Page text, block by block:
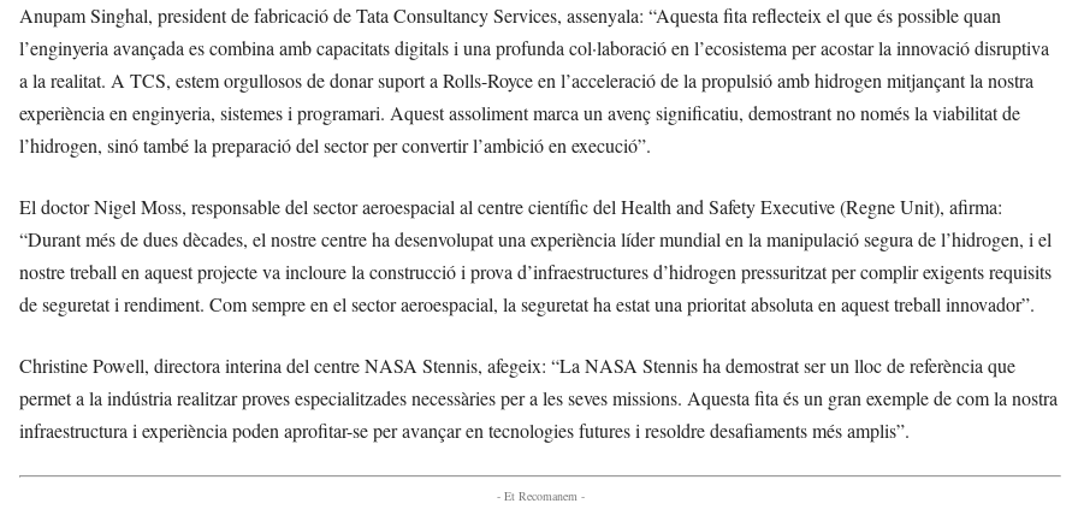
Anupam Singhal, president de fabricació de Tata Consultancy Services, assenyala: “Aquesta fita reflecteix el que és possible quan
l’enginyeria avançada es combina amb capacitats digitals i una profunda col·laboració en l’ecosistema per acostar la innovació disruptiva
a la realitat. A TCS, estem orgullosos de donar suport a Rolls-Royce en l’acceleració de la propulsió amb hidrogen mitjançant la nostra
experiència en enginyeria, sistemes i programari. Aquest assoliment marca un avenç significatiu, demostrant no només la viabilitat de
l’hidrogen, sinó també la preparació del sector per convertir l’ambició en execució”.
El doctor Nigel Moss, responsable del sector aeroespacial al centre científic del Health and Safety Executive (Regne Unit), afirma:
“Durant més de dues dècades, el nostre centre ha desenvolupat una experiència líder mundial en la manipulació segura de l’hidrogen, i el
nostre treball en aquest projecte va incloure la construcció i prova d’infraestructures d’hidrogen pressuritzat per complir exigents requisits
de seguretat i rendiment. Com sempre en el sector aeroespacial, la seguretat ha estat una prioritat absoluta en aquest treball innovador”.
Christine Powell, directora interina del centre NASA Stennis, afegeix: “La NASA Stennis ha demostrat ser un lloc de referència que
permet a la indústria realitzar proves especialitzades necessàries per a les seves missions. Aquesta fita és un gran exemple de com la nostra
infraestructura i experiència poden aprofitar-se per avançar en tecnologies futures i resoldre desafiaments més amplis”.
- Et Recomanem -